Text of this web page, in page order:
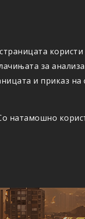
за
и приказ
натамошно
ОСИГУРУВАЊЕ